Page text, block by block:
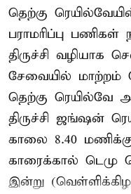
தெற்கு
பராமரிப்பு
திருச்சி வழியாக
சேவையில் மாற்றம்
தெற்கு ரெயில்வே
திருச்சி ஜங்ஷன்
காலை 8.40 மணிக்கு
காரைக்கால் டெமு
இன்று